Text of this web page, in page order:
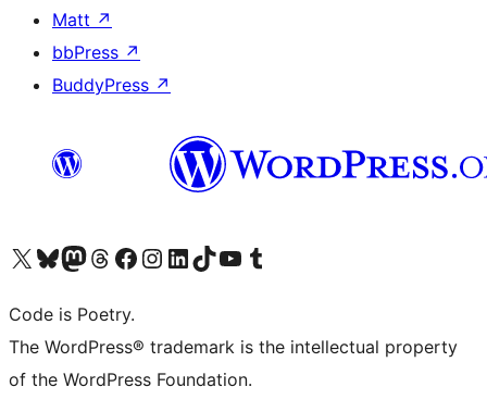
Matt ↗
bbPress ↗
BuddyPress ↗
Visita il nostro account X (ex Twitter)
Visita il nostro account Bluesky
Visita il nostro account Mastodon
Visita il nostro account Threads
Visita la nostra pagina Facebook
Visita il nostro account Instagram
Visita il nostro account LinkedIn
Visita il nostro account TikTok
Visita il nostro canale YouTube
Visita il nostro account Tumblr
Code is Poetry.
The WordPress® trademark is the intellectual property
of the WordPress Foundation.